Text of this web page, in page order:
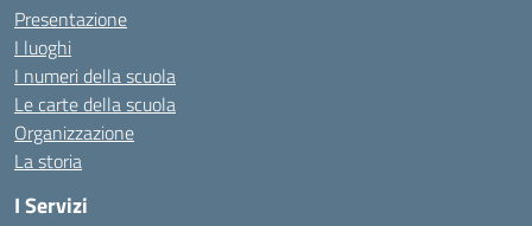
Presentazione
I luoghi
I numeri della scuola
Le carte della scuola
Organizzazione
La storia
I Servizi